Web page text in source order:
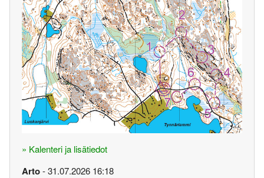
» Kalenteri ja lisätiedot
Arto- 31.07.2026 16:18